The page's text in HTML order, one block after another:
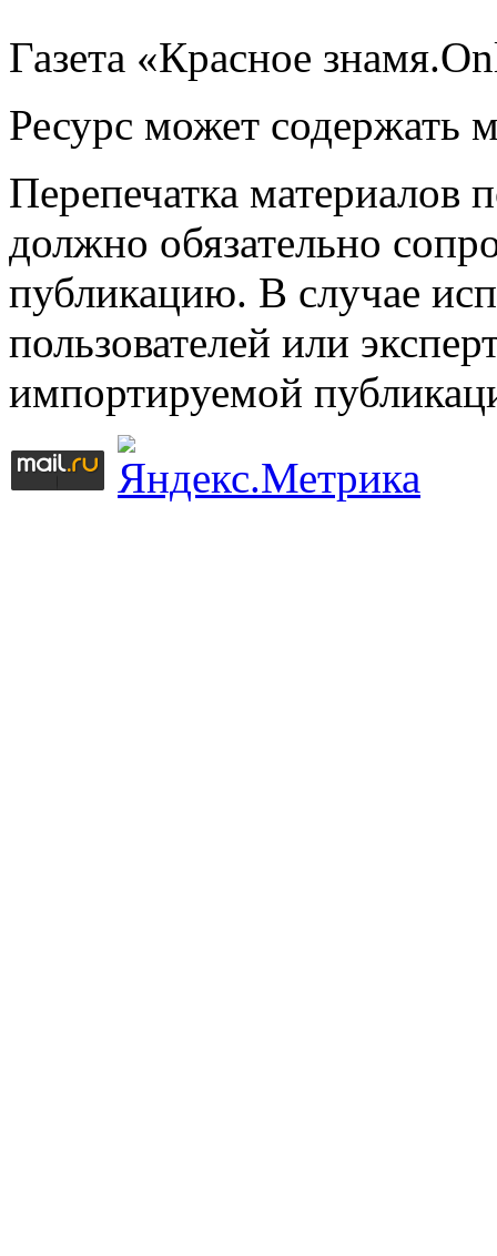
Газета «Красное
Ресурс может содержать
Перепечатка материалов
должно обязательно
публикацию. В случае
пользователей или
импортируемой